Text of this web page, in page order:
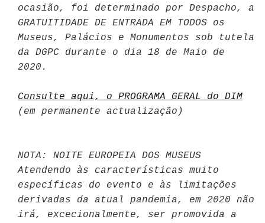
ocasião, foi determinado por Despacho, a
GRATUITIDADE DE ENTRADA EM TODOS os
Museus, Palácios e Monumentos sob tutela
da DGPC durante o dia 18 de Maio de
2020.
Consulte aqui, o PROGRAMA GERAL do DIM
(em permanente actualização)
NOTA: NOITE EUROPEIA DOS MUSEUS
Atendendo às características muito
específicas do evento e às limitações
derivadas da atual pandemia, em 2020 não
irá, excecionalmente, ser promovida a